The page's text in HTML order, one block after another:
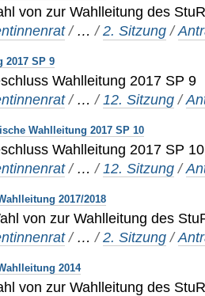
von zur Wahlleitung des
/ …/2. Sitzung /
2017 SP 9
Wahlleitung 2017 SP 9
/ …/12. Sitzung /
Wahlleitung 2017 SP 10
Wahlleitung 2017 SP 10
/ …/12. Sitzung /
2017/2018
von zur Wahlleitung des
/ …/2. Sitzung /
2014
von zur Wahlleitung des